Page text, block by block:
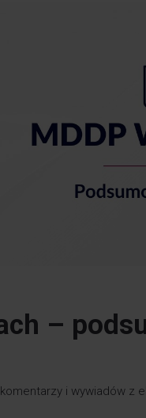
–
i wywiadów